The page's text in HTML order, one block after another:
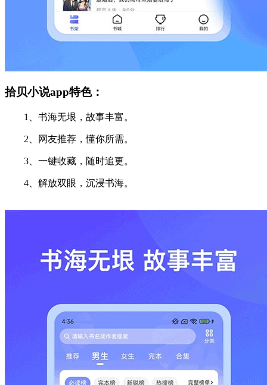
拾贝小说app特色：
1、书海无垠，故事丰富。
2、网友推荐，懂你所需。
3、一键收藏，随时追更。
4、解放双眼，沉浸书海。